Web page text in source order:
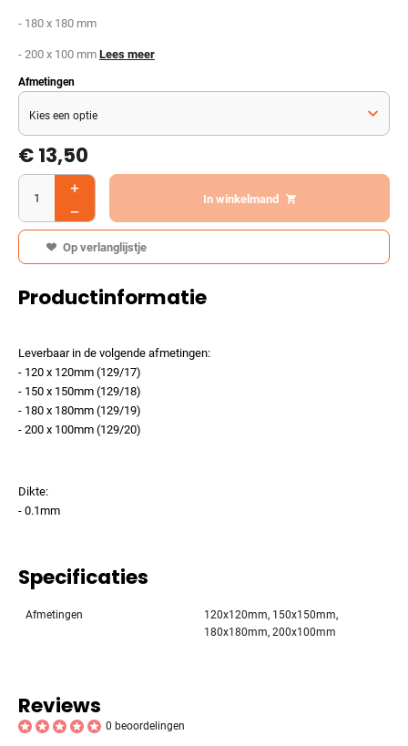
- 180 x 180 mm
- 200 x 100 mm Lees meer
Afmetingen
€13,50
In winkelmand
Op verlanglijstje
Productinformatie
Leverbaar in de volgende afmetingen:
- 120 x 120mm (129/17)
- 150 x 150mm (129/18)
- 180 x 180mm (129/19)
- 200 x 100mm (129/20)
Dikte:
- 0.1mm
Specificaties
Afmetingen
120x120mm, 150x150mm,
180x180mm, 200x100mm
Reviews
0 beoordelingen